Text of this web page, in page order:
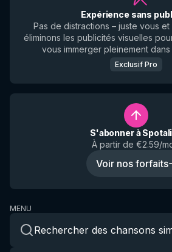
Expérience sans
Pas de distractions – juste vous et
éliminons les publicités visuelles
vous immerger pleinement
Exclusif Pro
S'abonner à
À partir de €2.59/
Voir nos forfaits
MENU
Rechercher des chansons